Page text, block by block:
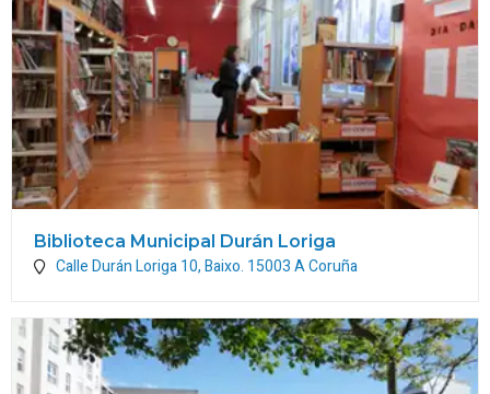
Biblioteca Municipal Durán Loriga
Calle Durán Loriga 10, Baixo. 15003A Coruña